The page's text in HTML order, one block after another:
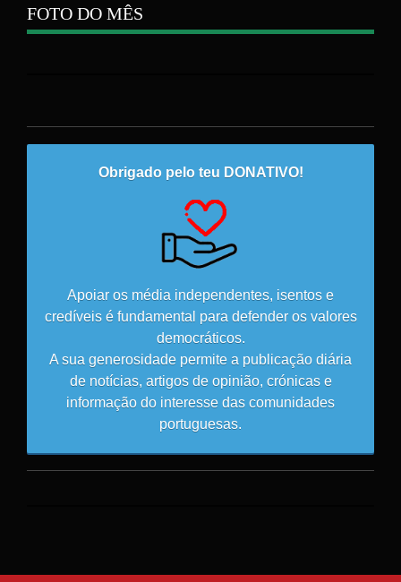
FOTO DO MÊS
Obrigado pelo teu DONATIVO!
Apoiar os média independentes, isentos e
credíveis é fundamental para defender os valores
democráticos.
A sua generosidade permite a publicação diária
de notícias, artigos de opinião, crónicas e
informação do interesse das comunidades
portuguesas.